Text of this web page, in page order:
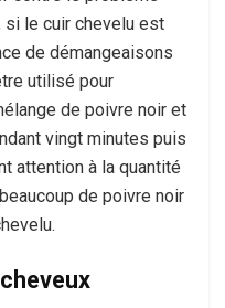
le cuir chevelu est
de démangeaisons
utilisé pour
de poivre noir et
vingt minutes puis
attention à la quantité
de poivre noir